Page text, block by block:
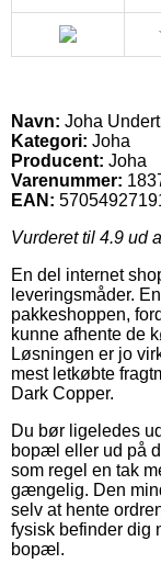
Navn: Joha
Kategori: Joha
Producent: Joha
Varenummer:
EAN:
Vurderet til 4.9 ud
En del internet
leveringsmåder.
pakkeshoppen,
kunne afhente de
Løsningen er jo
mest letkøbte
Dark Copper.
Du bør ligeledes
bopæl eller ud på
som regel en tak
gængelig. Den
selv at hente
fysisk befinder dig
bopæl.